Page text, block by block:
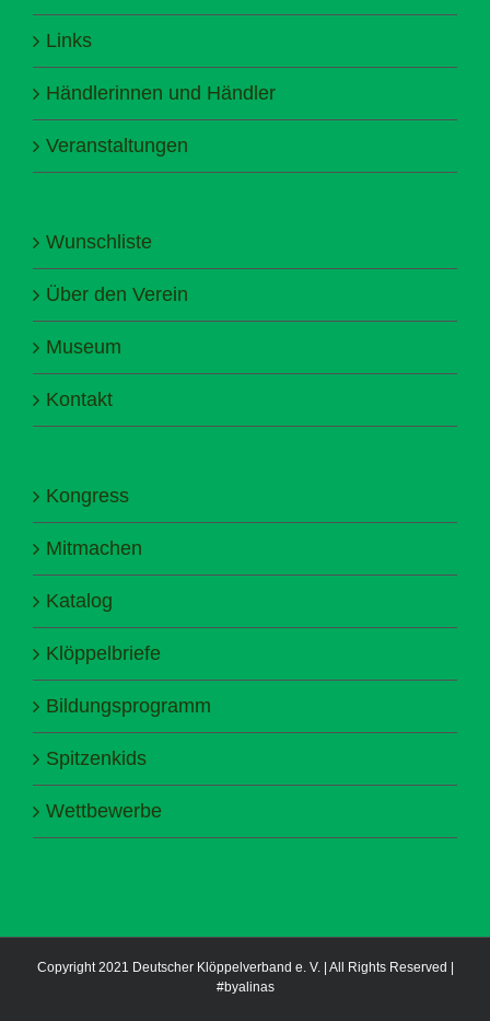
Links
Händlerinnen und Händler
Veranstaltungen
Wunschliste
Über den Verein
Museum
Kontakt
Kongress
Mitmachen
Katalog
Klöppelbriefe
Bildungsprogramm
Spitzenkids
Wettbewerbe
Copyright 2021 Deutscher Klöppelverband e. V. | All Rights Reserved |
#byalinas